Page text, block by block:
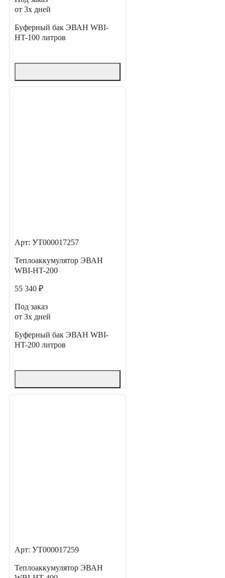
от 3х дней
Буферный бак ЭВАН WBI-
HT-100 литров
Арт: УТ000017257
Теплоаккумулятор ЭВАН
WBI-HT-200
55 340 ₽
Под заказ
от 3х дней
Буферный бак ЭВАН WBI-
HT-200 литров
Арт: УТ000017259
Теплоаккумулятор ЭВАН